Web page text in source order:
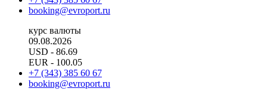
booking@evroport.ru
курс валюты
09.08.2026
USD - 86.69
EUR - 100.05
+7 (343) 385 60 67
booking@evroport.ru